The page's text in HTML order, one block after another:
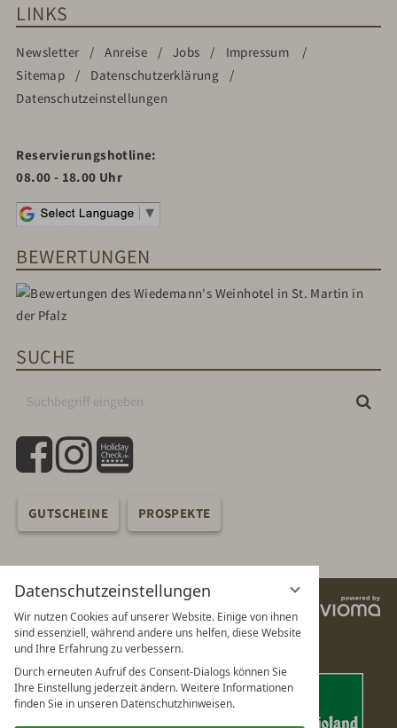
Datenschutzeinstellungen
Wir nutzen Cookies auf unserer Website. Einige von ihnen
sind essenziell, während andere uns helfen, diese Website
und Ihre Erfahrung zu verbessern.
Durch erneuten Aufruf des Consent-Dialogs können Sie
Ihre Einstellung jederzeit ändern. Weitere Informationen
finden Sie in unseren Datenschutzhinweisen.
LINKS
Newsletter Anreise Jobs
Impressum
Sitemap
Datenschutzerklärung
Datenschutzeinstellungen
Reservierungshotline:
08.00 - 18.00 Uhr
BEWERTUNGEN
SUCHE
facebookinstagram
GUTSCHEINE PROSPEKTE